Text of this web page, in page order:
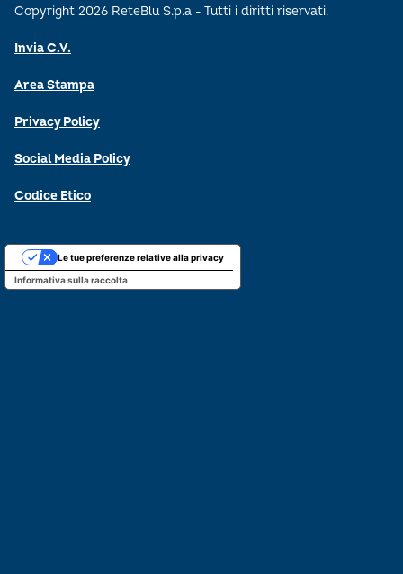
Copyright 2026 ReteBlu S.p.a - Tutti i diritti riservati.
Invia C.V.
Area Stampa
Privacy Policy
Social Media Policy
Codice Etico
Informativa sulla raccolta
Le tue preferenze relative alla privacy